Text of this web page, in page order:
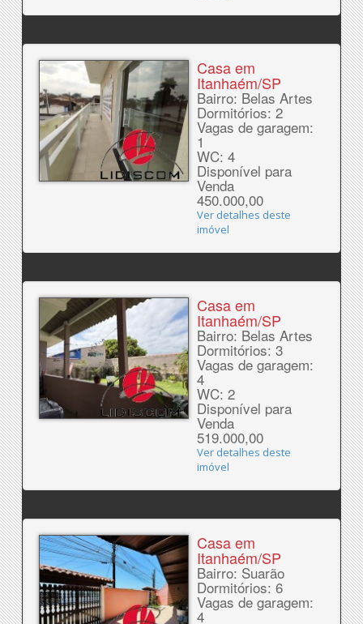
Casa em
Itanhaém/SP
Bairro: Belas Artes
Dormitórios: 2
Vagas de garagem:
1
WC: 4
Disponível para
Venda
450.000,00
Ver detalhes deste
imóvel
Casa em
Itanhaém/SP
Bairro: Belas Artes
Dormitórios: 3
Vagas de garagem:
4
WC: 2
Disponível para
Venda
519.000,00
Ver detalhes deste
imóvel
Casa em
Itanhaém/SP
Bairro: Suarão
Dormitórios: 6
Vagas de garagem:
4